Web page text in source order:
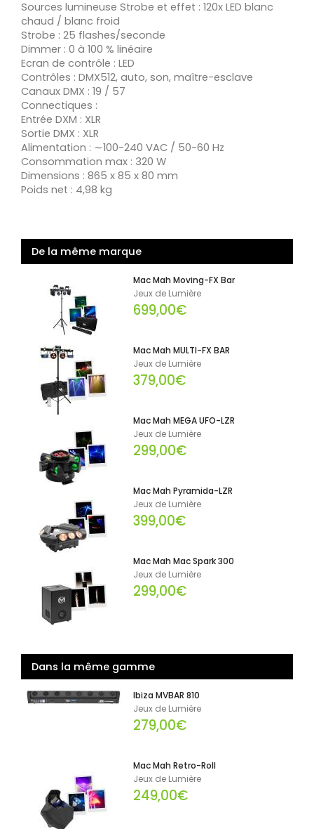
Sources lumineuse Strobe et effet : 120x LED blanc
chaud / blanc froid
Strobe : 25 flashes/seconde
Dimmer : 0 à 100 % linéaire
Ecran de contrôle : LED
Contrôles : DMX512, auto, son, maître-esclave
Canaux DMX : 19 / 57
Connectiques :
Entrée DXM : XLR
Sortie DMX : XLR
Alimentation : ∼100-240 VAC / 50-60 Hz
Consommation max : 320 W
Dimensions : 865 x 85 x 80 mm
Poids net : 4,98 kg
De la même marque
Mac Mah Moving-FX Bar
Jeux de Lumière
699,00€
Mac Mah MULTI-FX BAR
Jeux de Lumière
379,00€
Mac Mah MEGA UFO-LZR
Jeux de Lumière
299,00€
Mac Mah Pyramida-LZR
Jeux de Lumière
399,00€
Mac Mah Mac Spark 300
Jeux de Lumière
299,00€
Dans la même gamme
Ibiza MVBAR 810
Jeux de Lumière
279,00€
Mac Mah Retro-Roll
Jeux de Lumière
249,00€